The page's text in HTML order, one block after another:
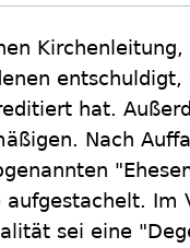
hat.
Nach
Im
sei eine